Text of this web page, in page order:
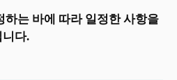
하는 바에 따라 일정한 사항을
니다.